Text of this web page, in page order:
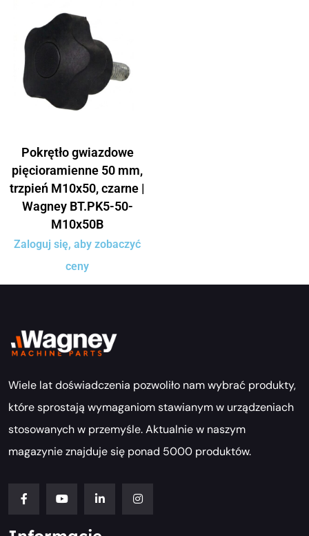
Pokrętło gwiazdowe
pięcioramienne 50 mm,
trzpień M10x50, czarne |
Wagney BT.PK5-50-
M10x50B
Zaloguj się, aby zobaczyć
ceny
Wiele lat doświadczenia pozwoliło nam wybrać produkty,
które sprostają wymaganiom stawianym w urządzeniach
stosowanych w przemyśle. Aktualnie w naszym
magazynie znajduje się ponad 5000 produktów.